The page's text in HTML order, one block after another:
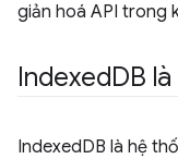
giản hoá API trong
IndexedDB là
IndexedDB là hệ